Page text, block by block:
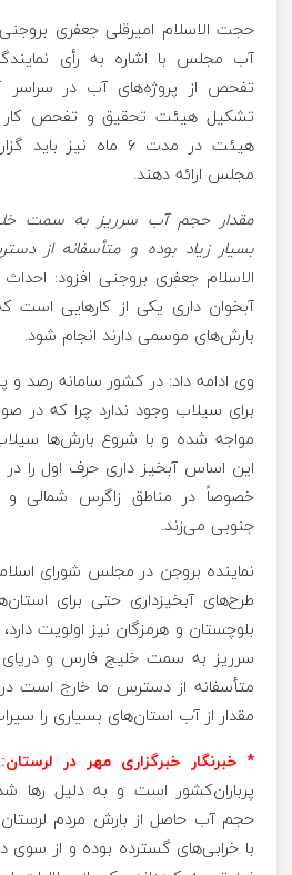
حجت الاسلام امیرقلی جعفری
آب مجلس با اشاره به رأی
تفحص از پروژه‌های آب در سراسر
تشکیل هیئت تحقیق و تفحص کار
هیئت در مدت ۶ ماه
مجلس ارائه دهند.
مقدار حجم آب سرریز به سمت
بسیار زیاد بوده و متأسفانه از
الاسلام جعفری بروجنی افزود:
آبخوان داری یکی از کارهایی است
بارش‌های موسمی دارند انجام شود.
وی ادامه داد: در کشور سامانه رصد
برای سیلاب وجود ندارد چرا که در
مواجه شده و با شروع بارش‌ها
این اساس آبخیز داری حرف اول را
خصوصاً در مناطق زاگرس شمالی
جنوبی می‌زند.
نماینده بروجن در مجلس شورای
طرح‌های آبخیزداری حتی برای
بلوچستان و هرمزگان نیز اولویت
سرریز به سمت خلیج فارس و دریای
متأسفانه از دسترس ما خارج است در
مقدار از آب استان‌های بسیاری را
* خبرنگار خبرگزاری مهر در لرستان:
پرباران‌کشور است و به دلیل رها
حجم آب حاصل از بارش مردم
با خرابی‌های گسترده بوده و از سوی